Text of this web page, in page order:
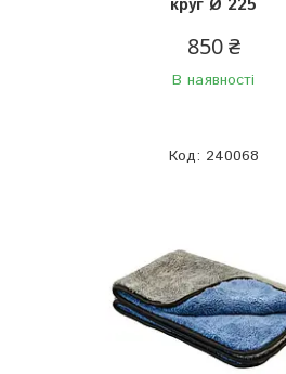
850 ₴
В наявності
240068